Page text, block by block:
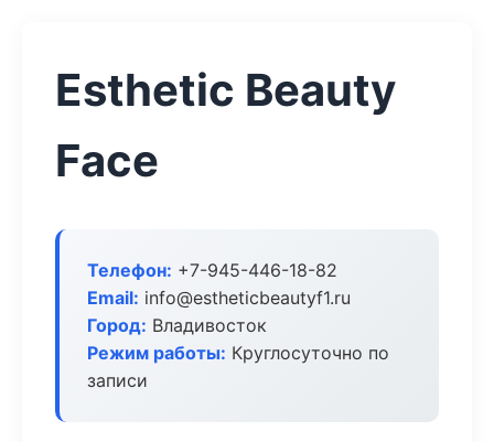
Esthetic Beauty
Face
Телефон: +7-945-446-18-82
Email: info@estheticbeautyf1.ru
Город: Владивосток
Режим работы: Круглосуточно по
записи